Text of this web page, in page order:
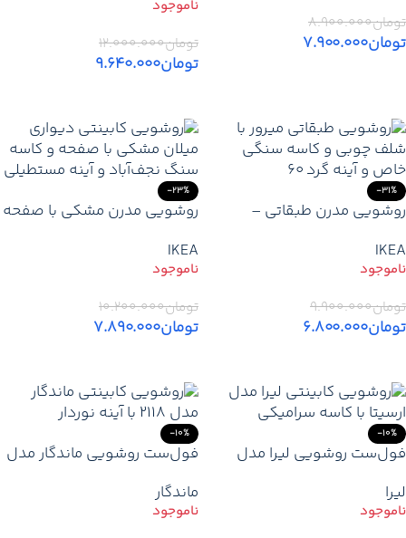
تومان۸.۹۰۰.۰۰۰
تومان۷.۹۰۰.۰۰۰ تومان۱۲.۰۰۰.۰۰۰
تومان۹.۶۴۰.۰۰۰
-31%
روشویی مدرن طبقاتی –
کاسه سنگی خاص – خرید از
تولیدی
IKEA
تومان۹.۹۰۰.۰۰۰
تومان۶.۸۰۰.۰۰۰
-23%
روشویی مدرن مشکی با صفحه
مستطیل – قیمت تولیدی
IKEA
تومان۱۰.۲۰۰.۰۰۰
تومان۷.۸۹۰.۰۰۰
-10%
فول‌ست روشویی لیرا مدل
و آینه دور پی‌وی‌سی
لیرا
-10%
فول‌ست روشویی ماندگار مدل
ایتالیا و آینه نوردار سندبلاست
ماندگار